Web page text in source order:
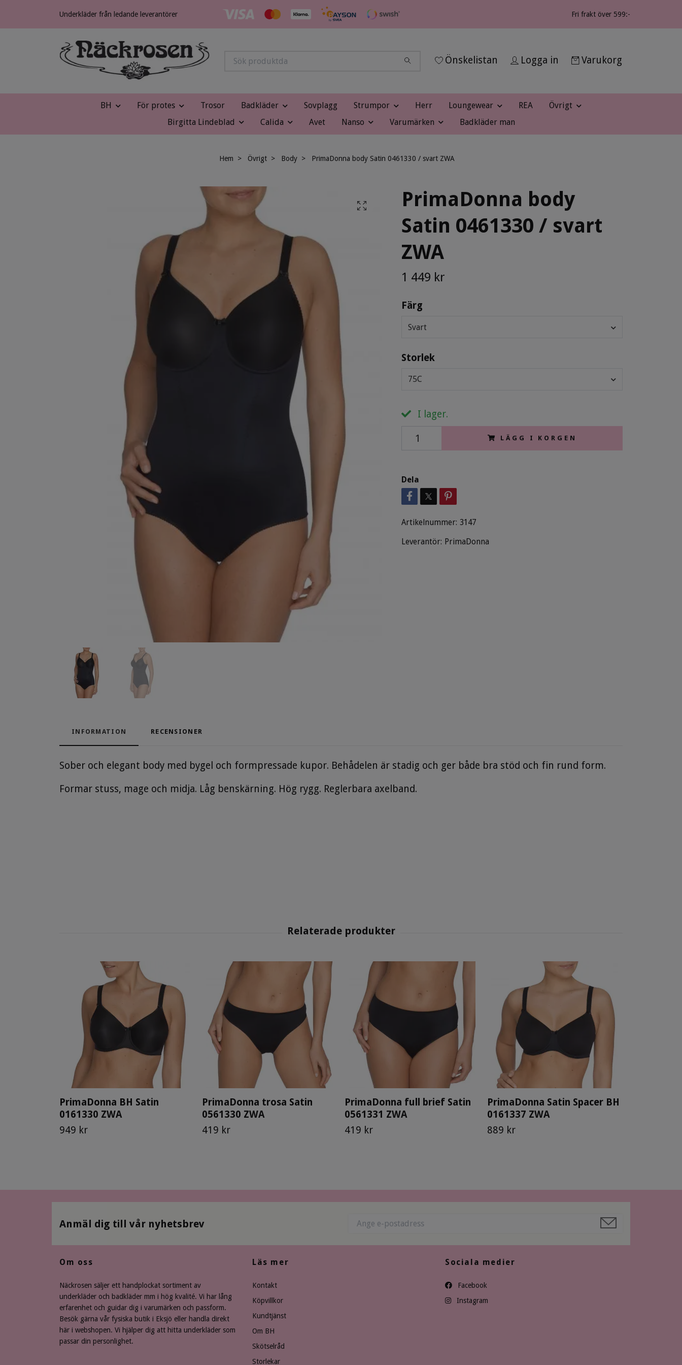
Underkläder från ledande leverantörer Fri frakt över 599:-
Önskelistan Logga in Varukorg
BH För protes Trosor Badkläder Sovplagg Strumpor Herr Loungewear REA
Övrigt
Birgitta Lindeblad
Calida Avet Nanso Varumärken Badkläder man
Hem Övrigt Body PrimaDonna body Satin 0461330 / svart ZWA
PrimaDonna body
Satin 0461330 / svart
ZWA
1 449 kr
Färg
Svart
Storlek
75C
I lager.
LÄGG I KORGEN
Dela
Artikelnummer: 3147
Leverantör: PrimaDonna
INFORMATION RECENSIONER
Sober och elegant body med bygel och formpressade kupor. Behådelen är stadig och ger både bra stöd och fin rund form.
Formar stuss, mage och midja. Låg benskärning. Hög rygg. Reglerbara axelband.
PrimaDonna BH Satin
0161330 ZWA
949 kr
PrimaDonna trosa Satin
0561330 ZWA
419 kr
PrimaDonna full brief Satin
0561331 ZWA
419 kr
PrimaDonna Satin Spacer BH
0161337 ZWA
889 kr
Anmäl dig till vår nyhetsbrev
Om oss
Näckrosen säljer ett handplockat sortiment av
underkläder och badkläder mm i hög kvalité. Vi har lång
erfarenhet och guidar dig i varumärken och passform.
Besök gärna vår fysiska butik i Eksjö eller handla direkt
här i webshopen. Vi hjälper dig att hitta underkläder som
passar din personlighet.
Läs mer
Kontakt
Köpvillkor
Kundtjänst
Om BH
Skötselråd
Storlekar
Sociala medier
Facebook
Instagram